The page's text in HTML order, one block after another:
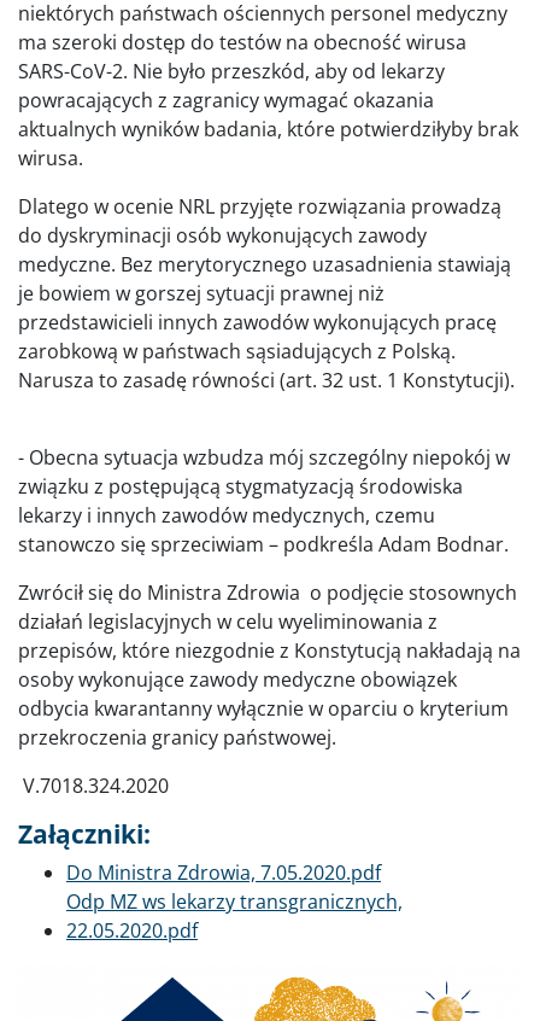
niektórych państwach ościennych personel medyczny
ma szeroki dostęp do testów na obecność wirusa
SARS-CoV-2. Nie było przeszkód, aby od lekarzy
powracających z zagranicy wymagać okazania
aktualnych wyników badania, które potwierdziłyby brak
wirusa.
Dlatego w ocenie NRL przyjęte rozwiązania prowadzą
do dyskryminacji osób wykonujących zawody
medyczne. Bez merytorycznego uzasadnienia stawiają
je bowiem w gorszej sytuacji prawnej niż
przedstawicieli innych zawodów wykonujących pracę
zarobkową w państwach sąsiadujących z Polską.
Narusza to zasadę równości (art. 32 ust. 1 Konstytucji).
- Obecna sytuacja wzbudza mój szczególny niepokój w
związku z postępującą stygmatyzacją środowiska
lekarzy i innych zawodów medycznych, czemu
stanowczo się sprzeciwiam – podkreśla Adam Bodnar.
Zwrócił się do Ministra Zdrowia o podjęcie stosownych
działań legislacyjnych w celu wyeliminowania z
przepisów, które niezgodnie z Konstytucją nakładają na
osoby wykonujące zawody medyczne obowiązek
odbycia kwarantanny wyłącznie w oparciu o kryterium
przekroczenia granicy państwowej.
V.7018.324.2020
Załączniki:
Dokument
Do Ministra Zdrowia, 7.05.2020.pdf
Dokument
Odp MZ ws lekarzy transgranicznych,
22.05.2020.pdf